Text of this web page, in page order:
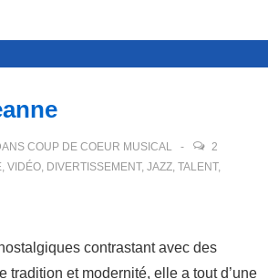
COUP DE COEUR MUSICAL
2
, VIDÉO, DIVERTISSEMENT, JAZZ, TALENT,
contrastant avec des
et modernité, elle a tout d’une